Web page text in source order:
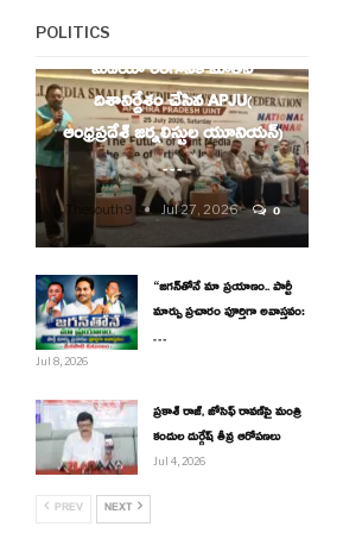
POLITICS
మీడియా రంగానికి నూతన
దిశానిర్దేశం చేసిన APJU(
ఆంధ్రప్రదేశ్ జర్నలిస్టుల యూనియన్)
…
Thesouth9 Jul 27, 2026 0
“జగన్‌తోనే మా ప్రయాణం.. పార్టీ
మార్పు ప్రచారం పూర్తిగా అవాస్తవం:
…
Jul 8, 2026
ప్రకాశ్ రాజ్, జోసెఫ్ రావణ్‌పై మంత్రి
కందుల దుర్గేష్ తీవ్ర ఆరోపణలు
Jul 4, 2026
PREV NEXT